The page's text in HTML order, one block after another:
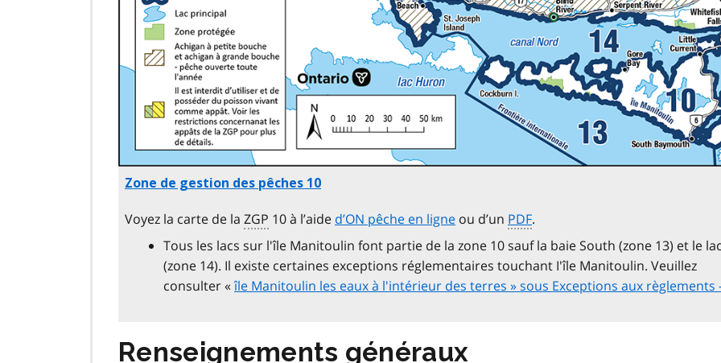
Zone de gestion des pêches 10
Voyez la carte de la ZGP 10 à l’aide d’ON pêche en ligne ou d’un PDF.
Tous les lacs sur l'île Manitoulin font partie de la zone 10 sauf la baie South (zone 13) et le
(zone 14). Il existe certaines exceptions réglementaires touchant I'île Manitoulin. Veuillez
consulter «île Manitoulin les eaux à l'intérieur des terres » sous Exceptions aux règlements
Renseignements généraux